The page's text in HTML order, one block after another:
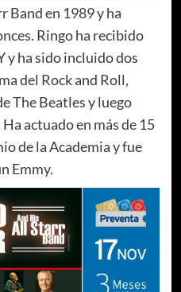
Band en 1989 y ha
Ringo ha recibido
y ha sido incluido dos
del Rock and Roll,
The Beatles y luego
actuado en más de 15
de la Academia y fue
Emmy.